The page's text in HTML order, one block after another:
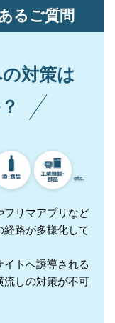
るご質問
対策は
フリマアプリなど
路が多様化して
トへ誘導される
流しの対策が不可